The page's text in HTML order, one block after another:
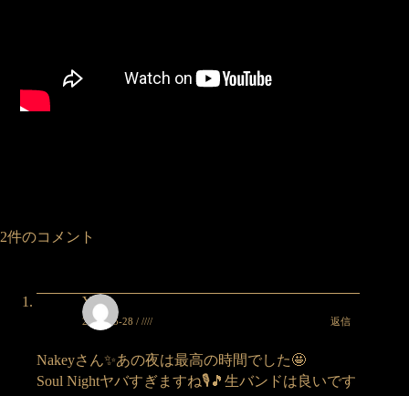
2件のコメント
Yuka
2025-05-28 / //// 返信
Nakeyさん✨あの夜は最高の時間でした🤩
Soul Nightヤバすぎますね🎙️🎵生バンドは良いです